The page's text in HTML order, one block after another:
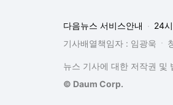
다음뉴스 서비스안내 24
기사배열책임자 : 임광욱
뉴스 기사에 대한 저작권 및
© Daum Corp.